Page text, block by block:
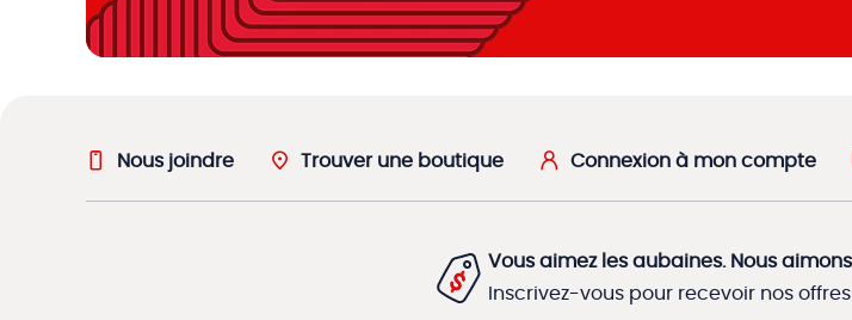
Nous joindre Trouver une boutique Connexion à mon compte
Vous aimez les aubaines. Nous
Inscrivez-vous pour recevoir nos